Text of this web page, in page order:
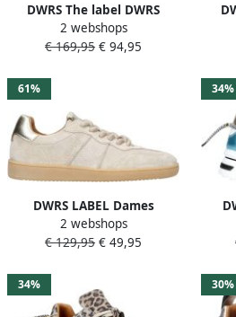
DWRS The label DWRS
Dames Sneakers Beige Leer
Suéde
2 webshops
€ 169,95 € 94,95
61%
DWRS LABEL Dames
Sneakers Dwrs Poona Sand
champagne Zand
2 webshops
€ 129,95 € 49,95
34%
34% 30%